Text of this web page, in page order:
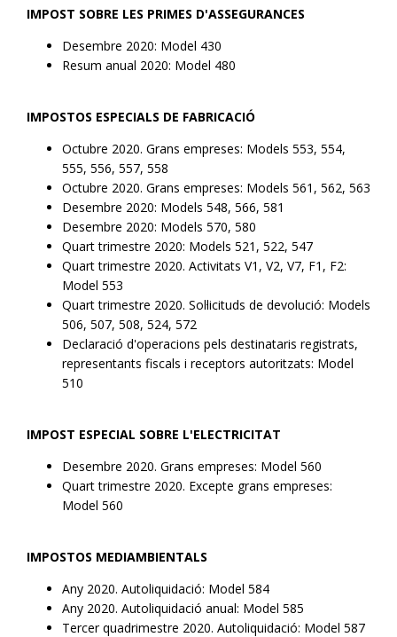
IMPOST SOBRE LES PRIMES D'ASSEGURANCES
Desembre 2020: Model 430
Resum anual 2020: Model 480
IMPOSTOS ESPECIALS DE FABRICACIÓ
Octubre 2020. Grans empreses: Models 553, 554,
555, 556, 557, 558
Octubre 2020. Grans empreses: Models 561, 562, 563
Desembre 2020: Models 548, 566, 581
Desembre 2020: Models 570, 580
Quart trimestre 2020: Models 521, 522, 547
Quart trimestre 2020. Activitats V1, V2, V7, F1, F2:
Model 553
Quart trimestre 2020. Sol·licituds de devolució: Models
506, 507, 508, 524, 572
Declaració d'operacions pels destinataris registrats,
representants fiscals i receptors autoritzats: Model
510
IMPOST ESPECIAL SOBRE L'ELECTRICITAT
Desembre 2020. Grans empreses: Model 560
Quart trimestre 2020. Excepte grans empreses:
Model 560
IMPOSTOS MEDIAMBIENTALS
Any 2020. Autoliquidació: Model 584
Any 2020. Autoliquidació anual: Model 585
Tercer quadrimestre 2020. Autoliquidació: Model 587